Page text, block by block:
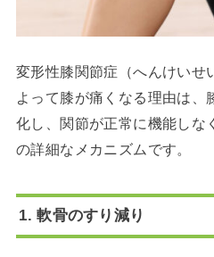
変形性膝関節症（へんけいせ
よって膝が痛くなる理由は、
化し、関節が正常に機能しな
の詳細なメカニズムです。
1. 軟骨のすり減り